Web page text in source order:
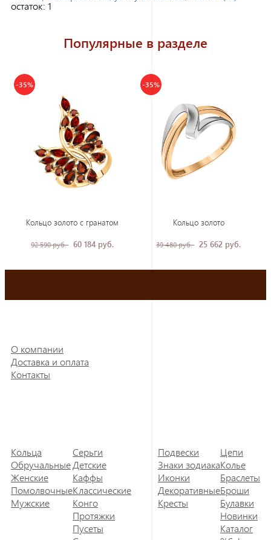
остаток: 1
Популярные в разделе
-35%
Кольцо золото с гранатом
92 590 руб. 60 184 руб.
-35%
Кольцо золото
39 480 руб. 25 662 руб.
О компании
Доставка и оплата
Контакты
Кольца
Обручальные
Женские
Помолвочные
Мужские
Серьги
Детские
Каффы
Классические
Конго
Протяжки
Пусеты
Подвески
Знаки зодиака
Иконки
Декоративные
Кресты
Цепи
Колье
Браслеты
Броши
Булавки
Новинки
Каталог